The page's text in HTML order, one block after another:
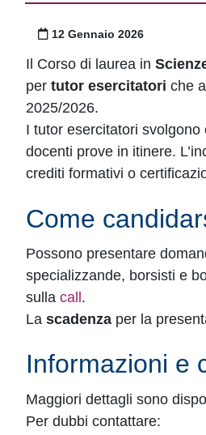
Pubblicato il
12 Gennaio 2026
Il Corso di laurea in
per tutor esercitatori che
2025/2026.
I tutor esercitatori
docenti prove in itinere.
crediti formativi o
Come
Possono presentare
specializzande, borsisti e
sulla call.
La scadenza per la
Informazioni e
Maggiori dettagli sono
Per dubbi contattare: